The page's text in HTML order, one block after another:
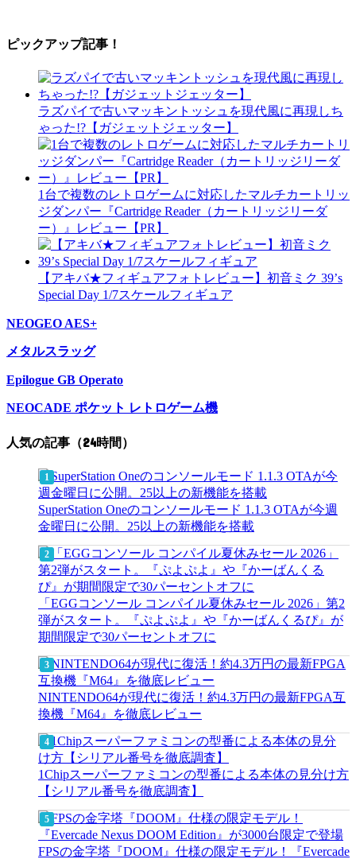
ピックアップ記事！
ラズパイで古いマッキントッシュを現代風に再現しち
ゃった!?【ガジェットジェッター】
1台で複数のレトロゲームに対応したマルチカートリッ
ジダンパー『Cartridge Reader（カートリッジリーダ
ー）』レビュー【PR】
【アキバ★フィギュアフォトレビュー】初音ミク 39’s
Special Day 1/7スケールフィギュア
NEOGEO AES+
メタルスラッグ
Epilogue GB Operato
NEOCADE ポケット レトロゲーム機
人気の記事（24時間）
SuperStation Oneのコンソールモード 1.1.3 OTAが今週
金曜日に公開。25以上の新機能を搭載
「EGGコンソール コンパイル夏休みセール 2026」第2
弾がスタート。『ぷよぷよ』や『かーばんくるぴ』が
期間限定で30パーセントオフに
NINTENDO64が現代に復活！約4.3万円の最新FPGA互
換機『M64』を徹底レビュー
1Chipスーパーファミコンの型番による本体の見分け方
【シリアル番号を徹底調査】
FPSの金字塔『DOOM』仕様の限定モデル！『Evercade